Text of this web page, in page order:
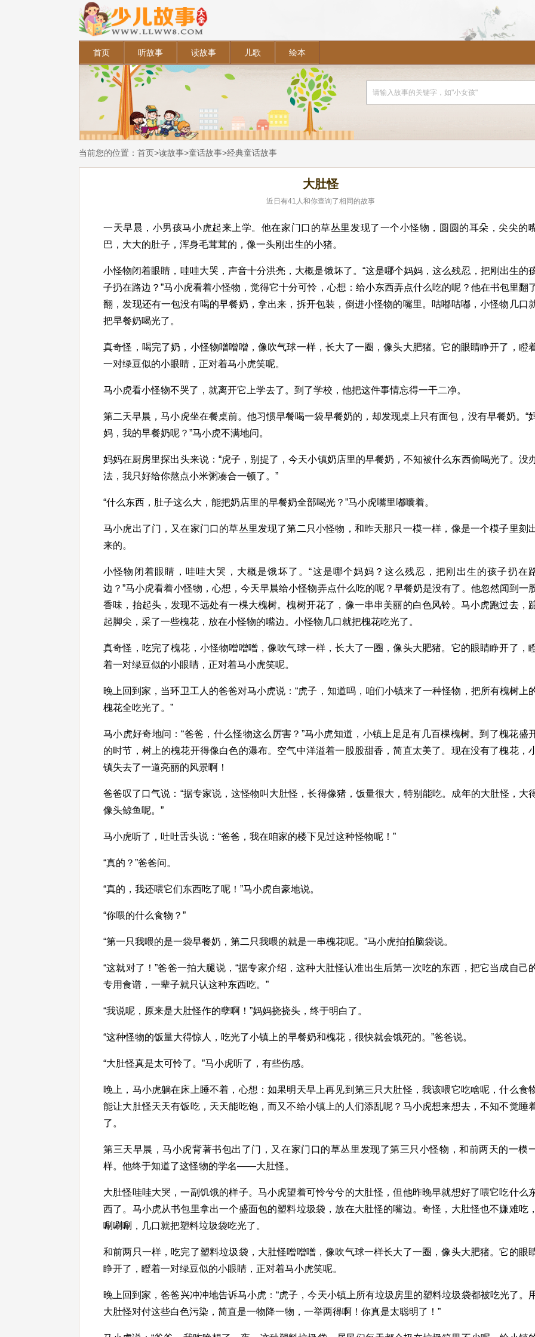
首页 听故事 读故事 儿歌 绘本
当前您的位置： 首页>读故事>童话故事>经典童话故事
大肚怪
近日有41 人和你查询了相同的故事
一天早晨，小男孩马小虎起来上学。他在家门口的草丛里发现了一个小怪物，圆圆的耳朵，尖尖的
巴，大大的肚子，浑身毛茸茸的，像一头刚出生的小猪。
小怪物闭着眼睛，哇哇大哭，声音十分洪亮，大概是饿坏了。“这是哪个妈妈，这么残忍，把刚出生的
子扔在路边？”马小虎看着小怪物，觉得它十分可怜，心想：给小东西弄点什么吃的呢？他在书包里翻
翻，发现还有一包没有喝的早餐奶，拿出来，拆开包装，倒进小怪物的嘴里。咕嘟咕嘟，小怪物几口
把早餐奶喝光了。
真奇怪，喝完了奶，小怪物噌噌噌，像吹气球一样，长大了一圈，像头大肥猪。它的眼睛睁开了，瞪
一对绿豆似的小眼睛，正对着马小虎笑呢。
马小虎看小怪物不哭了，就离开它上学去了。到了学校，他把这件事情忘得一干二净。
第二天早晨，马小虎坐在餐桌前。他习惯早餐喝一袋早餐奶的，却发现桌上只有面包，没有早餐奶。“
妈，我的早餐奶呢？”马小虎不满地问。
妈妈在厨房里探出头来说：“虎子，别提了，今天小镇奶店里的早餐奶，不知被什么东西偷喝光了。没
法，我只好给你熬点小米粥凑合一顿了。”
“什么东西，肚子这么大，能把奶店里的早餐奶全部喝光？”马小虎嘴里嘟囔着。
马小虎出了门，又在家门口的草丛里发现了第二只小怪物，和昨天那只一模一样，像是一个模子里刻
来的。
小怪物闭着眼睛，哇哇大哭，大概是饿坏了。“这是哪个妈妈？这么残忍，把刚出生的孩子扔在
边？”马小虎看着小怪物，心想，今天早晨给小怪物弄点什么吃的呢？早餐奶是没有了。他忽然闻到一
香味，抬起头，发现不远处有一棵大槐树。槐树开花了，像一串串美丽的白色风铃。马小虎跑过去，
起脚尖，采了一些槐花，放在小怪物的嘴边。小怪物几口就把槐花吃光了。
真奇怪，吃完了槐花，小怪物噌噌噌，像吹气球一样，长大了一圈，像头大肥猪。它的眼睛睁开了，
着一对绿豆似的小眼睛，正对着马小虎笑呢。
晚上回到家，当环卫工人的爸爸对马小虎说：“虎子，知道吗，咱们小镇来了一种怪物，把所有槐树上
槐花全吃光了。”
马小虎好奇地问：“爸爸，什么怪物这么厉害？”马小虎知道，小镇上足足有几百棵槐树。到了槐花盛
的时节，树上的槐花开得像白色的瀑布。空气中洋溢着一股股甜香，简直太美了。现在没有了槐花，
镇失去了一道亮丽的风景啊！
爸爸叹了口气说：“据专家说，这怪物叫大肚怪，长得像猪，饭量很大，特别能吃。成年的大肚怪，大
像头鲸鱼呢。”
马小虎听了，吐吐舌头说：“爸爸，我在咱家的楼下见过这种怪物呢！”
“真的？”爸爸问。
“真的，我还喂它们东西吃了呢！”马小虎自豪地说。
“你喂的什么食物？”
“第一只我喂的是一袋早餐奶，第二只我喂的就是一串槐花呢。”马小虎拍拍脑袋说。
“这就对了！”爸爸一拍大腿说，“据专家介绍，这种大肚怪认准出生后第一次吃的东西，把它当成自己
专用食谱，一辈子就只认这种东西吃。”
“我说呢，原来是大肚怪作的孽啊！”妈妈挠挠头，终于明白了。
“这种怪物的饭量大得惊人，吃光了小镇上的早餐奶和槐花，很快就会饿死的。”爸爸说。
“大肚怪真是太可怜了。”马小虎听了，有些伤感。
晚上，马小虎躺在床上睡不着，心想：如果明天早上再见到第三只大肚怪，我该喂它吃啥呢，什么食
能让大肚怪天天有饭吃，天天能吃饱，而又不给小镇上的人们添乱呢？马小虎想来想去，不知不觉睡
了。
第三天早晨，马小虎背著书包出了门，又在家门口的草丛里发现了第三只小怪物，和前两天的一模
样。他终于知道了这怪物的学名——大肚怪。
大肚怪哇哇大哭，一副饥饿的样子。马小虎望着可怜兮兮的大肚怪，但他昨晚早就想好了喂它吃什么
西了。马小虎从书包里拿出一个盛面包的塑料垃圾袋，放在大肚怪的嘴边。奇怪，大肚怪也不嫌难吃
唰唰唰，几口就把塑料垃圾袋吃光了。
和前两只一样，吃完了塑料垃圾袋，大肚怪噌噌噌，像吹气球一样长大了一圈，像头大肥猪。它的眼
睁开了，瞪着一对绿豆似的小眼睛，正对着马小虎笑呢。
晚上回到家，爸爸兴冲冲地告诉马小虎：“虎子，今天小镇上所有垃圾房里的塑料垃圾袋都被吃光了。
大肚怪对付这些白色污染，简直是一物降一物，一举两得啊！你真是太聪明了！”